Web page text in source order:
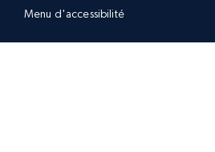
Menu d'accessibilité